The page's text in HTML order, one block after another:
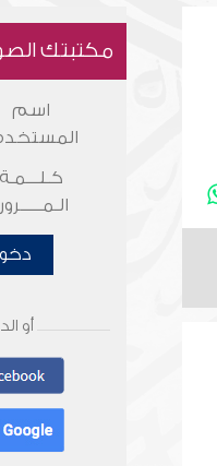
مكتبتك
اسم
كـلـــمـة
أو